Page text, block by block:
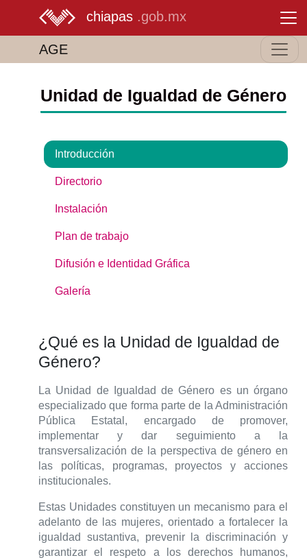
chiapas .gob.mx
AGE
Unidad de Igualdad de Género
Introducción
Directorio
Instalación
Plan de trabajo
Difusión e Identidad Gráfica
Galería
¿Qué es la Unidad de Igualdad de
Género?
La Unidad de Igualdad de Género es un órgano
especializado que forma parte de la Administración
Pública Estatal, encargado de promover,
implementar y dar seguimiento a la
transversalización de la perspectiva de género en
las políticas, programas, proyectos y acciones
institucionales.
Estas Unidades constituyen un mecanismo para el
adelanto de las mujeres, orientado a fortalecer la
igualdad sustantiva, prevenir la discriminación y
garantizar el respeto a los derechos humanos,